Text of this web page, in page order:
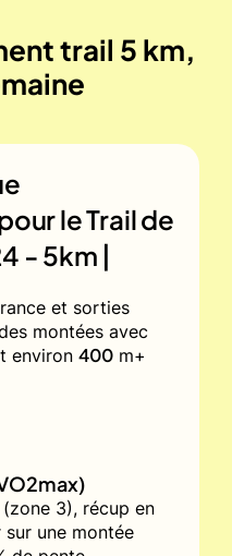
trail 5 km,
leTrail de
- 5km |
et sorties
montées avec
environ 400 m+
3), récup en
une montée